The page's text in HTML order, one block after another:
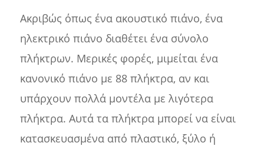
Ακριβώς όπως ένα ακουστικό πιάνο, ένα
ηλεκτρικό πιάνο διαθέτει ένα σύνολο
πλήκτρων. Μερικές φορές, μιμείται ένα
κανονικό πιάνο με 88 πλήκτρα, αν και
υπάρχουν πολλά μοντέλα με λιγότερα
πλήκτρα. Αυτά τα πλήκτρα μπορεί να είναι
κατασκευασμένα από πλαστικό, ξύλο ή